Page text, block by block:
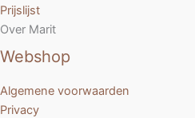
Prijslijst
Over Marit
Webshop
Algemene voorwaarden
Privacy